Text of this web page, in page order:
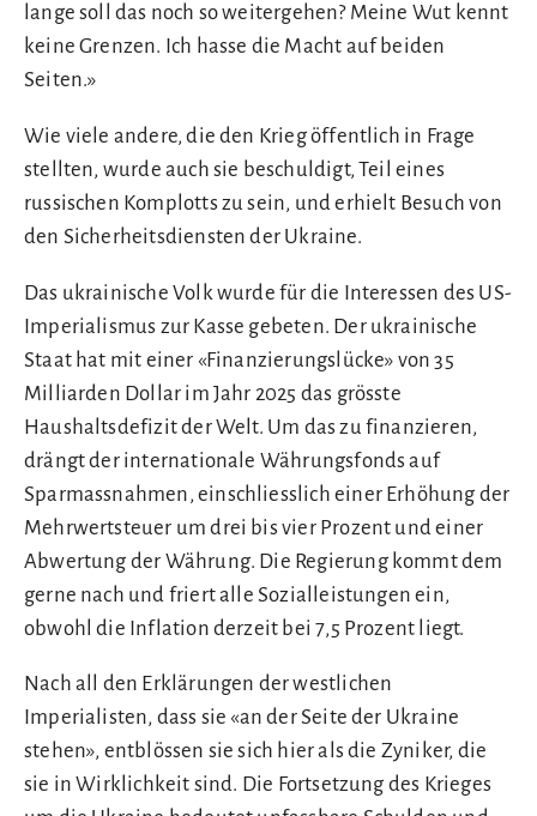
lange soll das noch so weitergehen? Meine Wut kennt
keine Grenzen. Ich hasse die Macht auf beiden
Seiten.»
Wie viele andere, die den Krieg öffentlich in Frage
stellten, wurde auch sie beschuldigt, Teil eines
russischen Komplotts zu sein, und erhielt Besuch von
den Sicherheitsdiensten der Ukraine.
Das ukrainische Volk wurde für die Interessen des US-
Imperialismus zur Kasse gebeten. Der ukrainische
Staat hat mit einer «Finanzierungslücke» von 35
Milliarden Dollar im Jahr 2025 das grösste
Haushaltsdefizit der Welt. Um das zu finanzieren,
drängt der internationale Währungsfonds auf
Sparmassnahmen, einschliesslich einer Erhöhung der
Mehrwertsteuer um drei bis vier Prozent und einer
Abwertung der Währung. Die Regierung kommt dem
gerne nach und friert alle Sozialleistungen ein,
obwohl die Inflation derzeit bei 7,5 Prozent liegt.
Nach all den Erklärungen der westlichen
Imperialisten, dass sie «an der Seite der Ukraine
stehen», entblössen sie sich hier als die Zyniker, die
sie in Wirklichkeit sind. Die Fortsetzung des Krieges